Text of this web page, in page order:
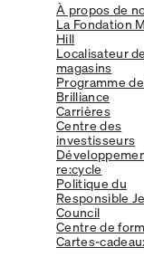
À propos de
La Fondation
Hill
Localisateur de
magasins
Programme
Brilliance
Carrières
Centre des
investisseurs
re:cycle
Politique du
Responsible
Council
Centre de
Cartes-